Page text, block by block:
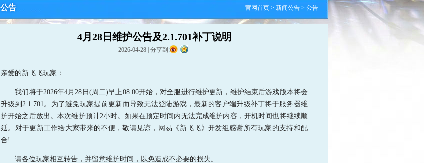
客服中心
公告 官网首页 > 新闻公告 > 公告
4月28日维护公告及2.1.701补丁说明
2026-04-28 分享到:
亲爱的新飞飞玩家：
我们将于2026年4月28日(周二)早上08:00开始，对全服进行维护更新，维护结束后游戏版本将会
升级到2.1.701。为了避免玩家提前更新而导致无法登陆游戏，最新的客户端升级补丁将于服务器维
护开始之后放出。本次维护预计2小时。如果在预定时间内无法完成维护内容，开机时间也将继续顺
延。对于更新工作给大家带来的不便，敬请见谅，网易《新飞飞》开发组感谢所有玩家的支持和配
合!
请各位玩家相互转告，并留意维护时间，以免造成不必要的损失。